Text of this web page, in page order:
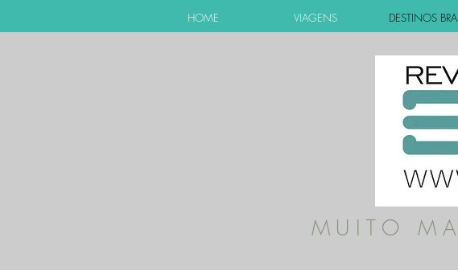
HOME VIAGENS DESTINOS
MUITO